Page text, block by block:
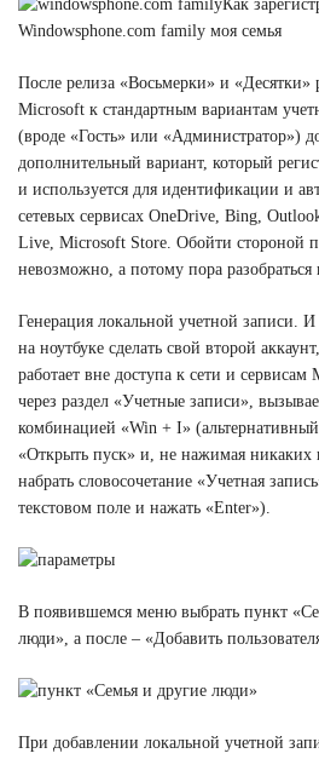
Как
Windowsphone.com family моя семья
После релиза «Восьмерки» и «Десятки»
Microsoft к стандартным вариантам
(вроде «Гость» или «Администратор»)
дополнительный вариант, который
и используется для идентификации и
сетевых сервисах OneDrive, Bing,
Live, Microsoft Store. Обойти стороной
невозможно, а потому пора разобраться
Генерация локальной учетной записи. И
на ноутбуке сделать свой второй
работает вне доступа к сети и
через раздел «Учетные записи»,
комбинацией «Win + I»
«Открыть пуск» и, не нажимая никаких
набрать словосочетание «Учетная
текстовом поле и нажать «Enter»).
В появившемся меню выбрать пункт
люди», а после – «Добавить
При добавлении локальной учетной